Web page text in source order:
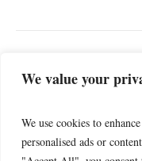
We value your
We use cookies to
personalised ads or